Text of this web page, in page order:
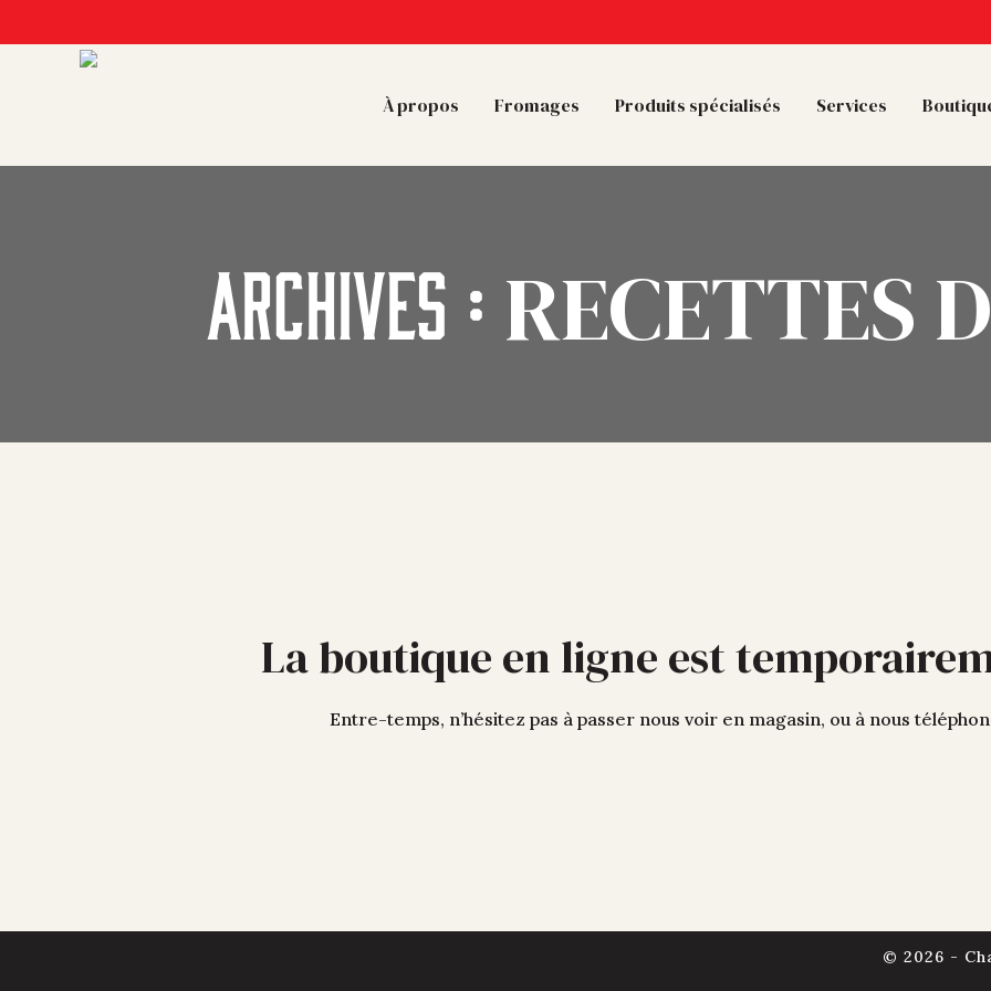
À propos Fromages Produits spécialisés Services
ARCHIVES : RECETTES
La boutique en ligne est
Entre-temps, n’hésitez pas à passer nous voir en magasin, ou à nous
© 2026 -